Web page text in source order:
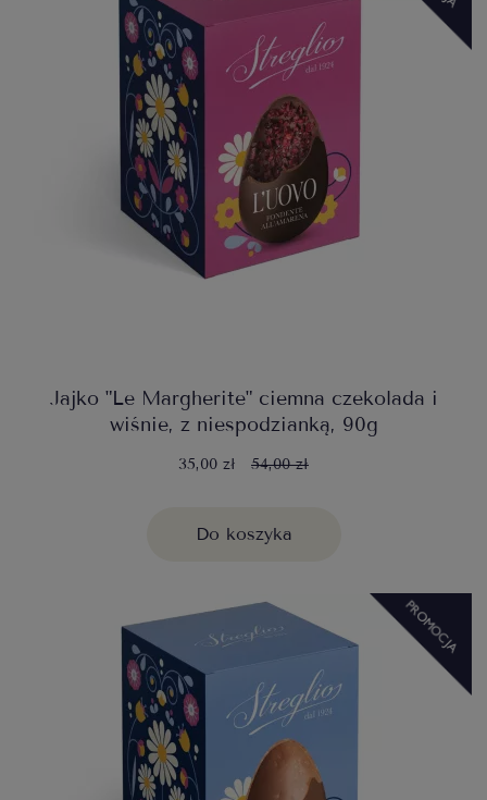
Jajko "Le Margherite" ciemna czekolada i
wiśnie, z niespodzianką, 90g
35,00 zł 54,00 zł
Do koszyka